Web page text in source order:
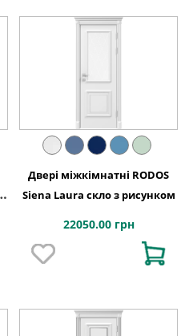
Двері міжкімнатні RODOS
Siena Laura скло з рисунком
22050.00 грн